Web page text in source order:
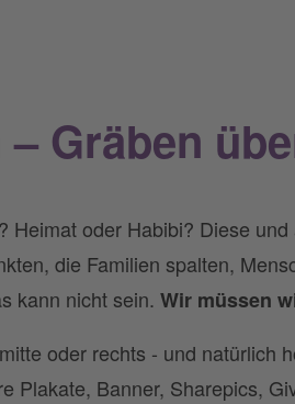
Gräben
Heimat oder Habibi? Diese
die Familien spalten,
kann nicht sein. Wir müssen
oder rechts - und natürlich
Plakate, Banner, Sharepics,